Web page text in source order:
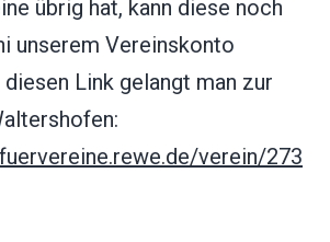
übrig hat, kann diese noch
unserem Vereinskonto
Link gelangt man zur
verein/273